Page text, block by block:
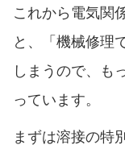
これから電気関
と、「機械修理
しまうので、も
っています。
まずは溶接の特